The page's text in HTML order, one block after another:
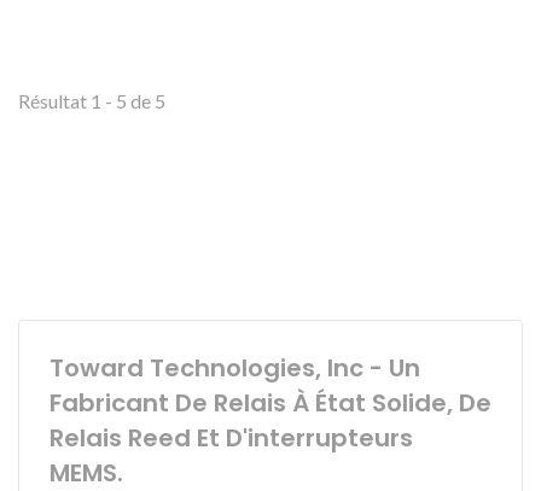
Résultat 1 - 5 de 5
Toward Technologies, Inc - Un
Fabricant De Relais À État Solide, De
Relais Reed Et D'interrupteurs
MEMS.